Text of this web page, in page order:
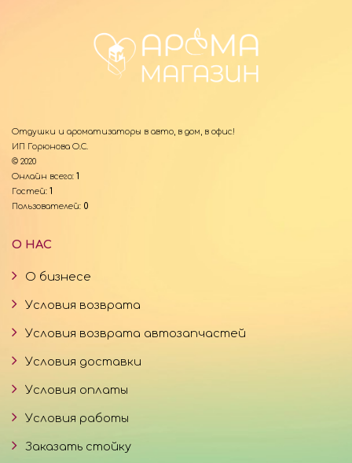
Отдушки и ароматизаторы в авто, в дом, в офис!
ИП Горюнова О.С.
© 2020
Онлайн всего: 1
Гостей: 1
Пользователей: 0
О НАС
О бизнесе
Условия возврата
Условия возврата автозапчастей
Условия доставки
Условия оплаты
Условия работы
Заказать стойку